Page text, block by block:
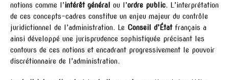
notions comme l’intérêt général ou l’ordre public. L’interprétation
de ces concepts-cadres constitue un enjeu majeur du contrôle
juridictionnel de l’administration. Le Conseil d’Étatfrançais a
ainsi développé une jurisprudence sophistiquée précisant les
contours de ces notions et encadrant progressivement le pouvoir
discrétionnaire de l’administration.